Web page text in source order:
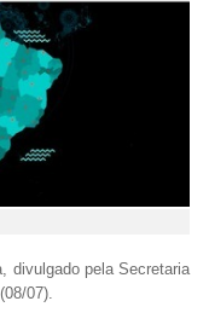
divulgado pela Secretaria
07).